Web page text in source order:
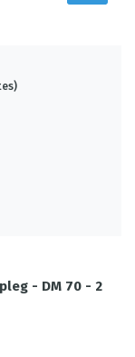
- DM 70 - 2